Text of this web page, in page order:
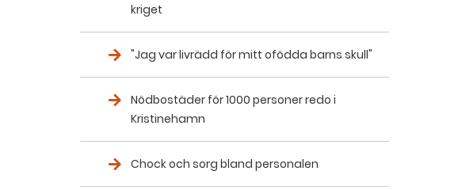
kriget
"Jag var livrädd för mitt ofödda barns skull"
Nödbostäder för 1000 personer redo i
Kristinehamn
Chock och sorg bland personalen